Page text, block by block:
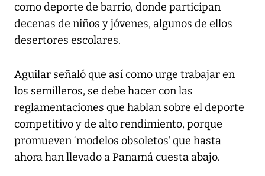
como deporte de barrio, donde participan
decenas de niños y jóvenes, algunos de ellos
desertores escolares.
Aguilar señaló que así como urge trabajar en
los semilleros, se debe hacer con las
reglamentaciones que hablan sobre el deporte
competitivo y de alto rendimiento, porque
promueven ‘modelos obsoletos' que hasta
ahora han llevado a Panamá cuesta abajo.